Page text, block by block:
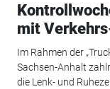
mit
Im Rahmen der
Sachsen-Anhalt
die Lenk- und